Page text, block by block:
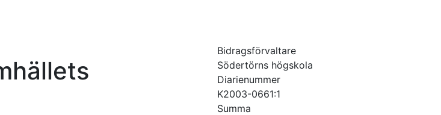
Bidragsförvaltare
Södertörns högskola
Diarienummer
K2003-0661:1
Summa